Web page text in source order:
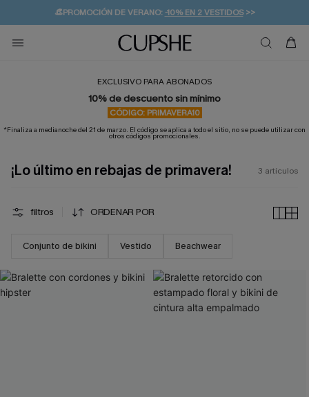
👒PROMOCIÓN DE VERANO:-10% EN 2 VESTIDOS>>
💌¡SUSCRIBIRSE & GANAR -10% EXTRA!
🚚ENVÍO GRATUITO A PARTIR DE 49 € >>
EXCLUSIVO PARA ABONADOS
10% de descuento sin mínimo
CÓDIGO: PRIMAVERA10
*Finaliza a medianoche del 21 de marzo. El código se aplica a todo el sitio, no se puede utilizar con
otros códigos promocionales.
¡Lo último en rebajas de primavera! 3 artículos
filtros ORDENAR POR
Conjunto de bikini Vestido Beachwear